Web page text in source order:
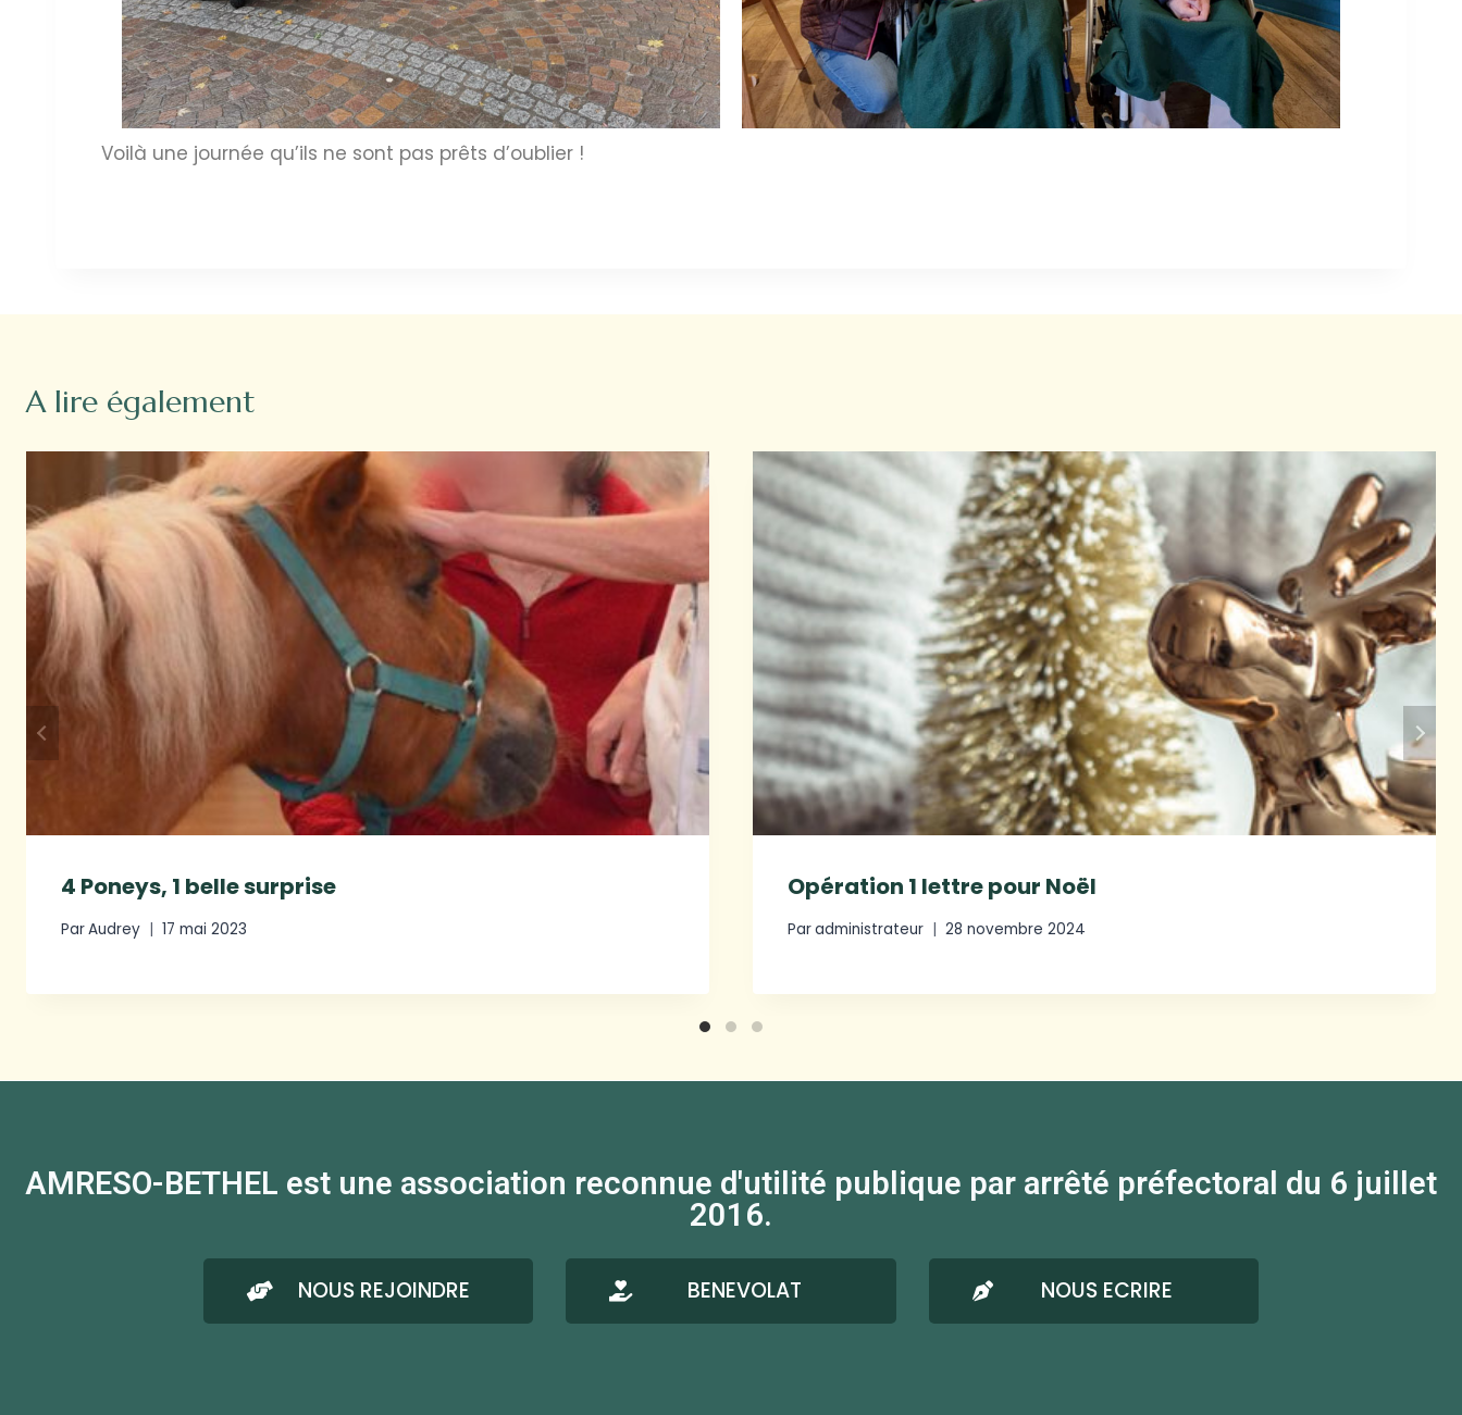
Voilà une journée qu’ils ne sont pas prêts d’oublier !
A lire également
4 Poneys, 1 belle surprise
ParAudrey 17 mai 2023
Opération 1 lettre pour Noël
Paradministrateur 28 novembre 2024
AMRESO-BETHEL est une association reconnue d'utilité publique par arrêté préfectoral du 6 juillet
2016.
NOUS REJOINDRE BENEVOLAT NOUS ECRIRE